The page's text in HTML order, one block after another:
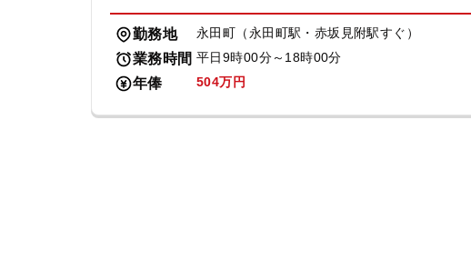
勤務地 永田町（永田町駅・赤坂見附駅すぐ）
業務時間 平日9時00分～18時00分
年俸 504万円